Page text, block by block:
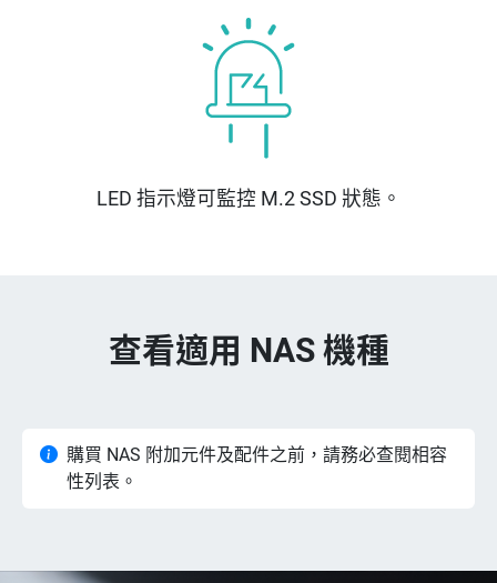
LED 指示燈可監控 M.2 SSD 狀態。
查看適用 NAS 機種
購買 NAS 附加元件及配件之前，請務必查閱相容
性列表。